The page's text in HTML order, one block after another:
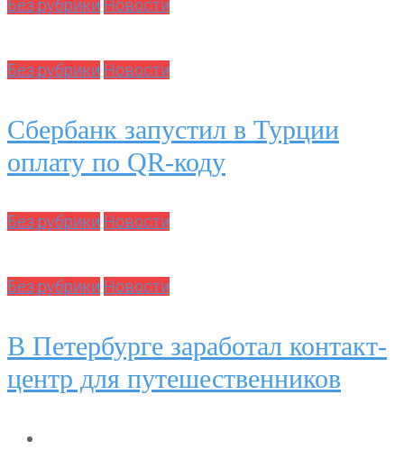
Без рубрики Новости
Без рубрики Новости
Сбербанк запустил в Турции
оплату по QR-коду
Без рубрики Новости
Без рубрики Новости
В Петербурге заработал контакт-
центр для путешественников